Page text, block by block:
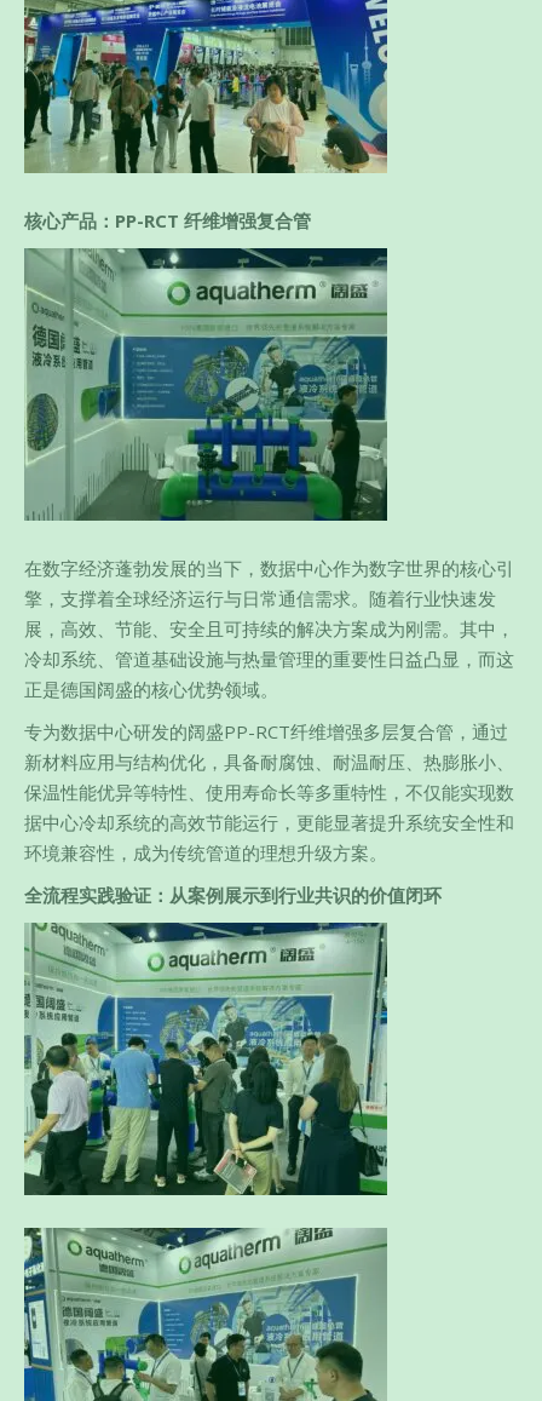
核心产品：PP-RCT 纤维增强复合管
在数字经济蓬勃发展的当下，数据中心作为数字世界的核心引
擎，支撑着全球经济运行与日常通信需求。随着行业快速发
展，高效、节能、安全且可持续的解决方案成为刚需。其中，
冷却系统、管道基础设施与热量管理的重要性日益凸显，而这
正是德国阔盛的核心优势领域。
专为数据中心研发的阔盛PP-RCT纤维增强多层复合管，通过
新材料应用与结构优化，具备耐腐蚀、耐温耐压、热膨胀小、
保温性能优异等特性、使用寿命长等多重特性，不仅能实现数
据中心冷却系统的高效节能运行，更能显著提升系统安全性和
环境兼容性，成为传统管道的理想升级方案。
全流程实践验证：从案例展示到行业共识的价值闭环